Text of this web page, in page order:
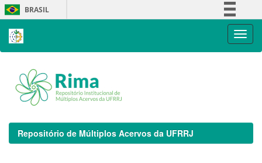
Skip
navigation
BRASIL
Repositório de Múltiplos Acervos da UFRRJ